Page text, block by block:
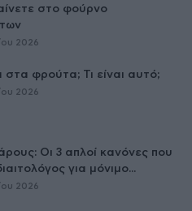
στο φούρνο
2026
φρούτα; Τι είναι αυτό;
2026
Οι 3 απλοί κανόνες που
για μόνιμο...
2026